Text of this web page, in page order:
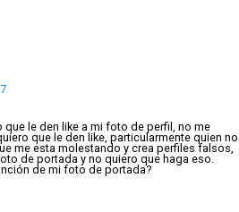
le den like a mi foto de perfil, no me
que le den like, particularmente quien no
me esta molestando y crea perfiles falsos,
de portada y no quiero que haga eso.
de mi foto de portada?